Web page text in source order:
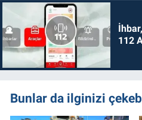
112
Bunlar da ilginizi